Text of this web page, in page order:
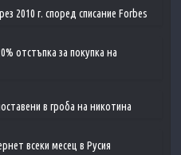
2010 г. според списание Forbes
отстъпка за покупка на
в гроба на никотина
всеки месец в Русия